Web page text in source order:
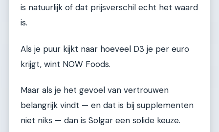
is natuurlijk of dat prijsverschil echt het waard
is.
Als je puur kijkt naar hoeveel D3 je per euro
krijgt, wint NOW Foods.
Maar als je het gevoel van vertrouwen
belangrijk vindt — en dat is bij supplementen
niet niks — dan is Solgar een solide keuze.